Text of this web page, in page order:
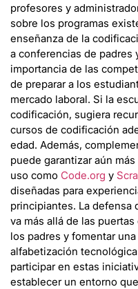
profesores y
sobre los programas
enseñanza de la
a conferencias de padres
importancia de las
de preparar a los
mercado laboral. Si la
codificación, sugiera
cursos de codificación
edad. Además,
puede garantizar aún
uso como Code.org y
diseñadas para
principiantes. La defensa
va más allá de las
los padres y fomentar
alfabetización
participar en estas
establecer un entorno